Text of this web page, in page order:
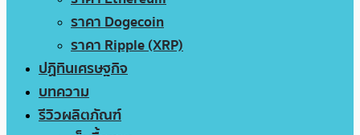
ราคา Dogecoin
ราคา Ripple (XRP)
ปฏิทินเศรษฐกิจ
บทความ
รีวิวผลิตภัณฑ์